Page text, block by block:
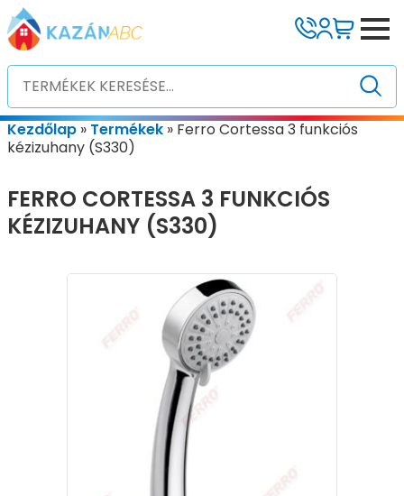
Kezdőlap » Termékek » Ferro Cortessa 3 funkciós
kézizuhany (S330)
FERRO CORTESSA 3 FUNKCIÓS
KÉZIZUHANY (S330)